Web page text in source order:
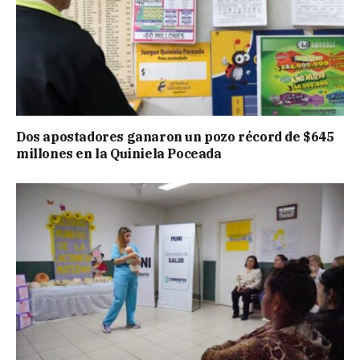
Dos apostadores ganaron un pozo récord de $645
millones en la Quiniela Poceada